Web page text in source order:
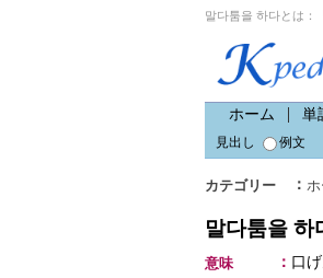
말다툼을 하다とは：
ホーム 単
見出し
例文
カテゴリー ： ホ
말다툼을 하
意味
： 口